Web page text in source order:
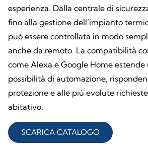
esperienza. Dalla centrale di
fino alla gestione dell’impianto
può essere controllata in modo
anche da remoto. La compatibilità
come Alexa e Google Home
possibilità di automazione,
protezione e alle più evolute
abitativo.
SCARICA CATALOGO